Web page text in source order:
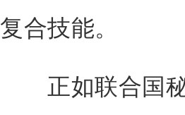
复合技能。
正如联合国秘